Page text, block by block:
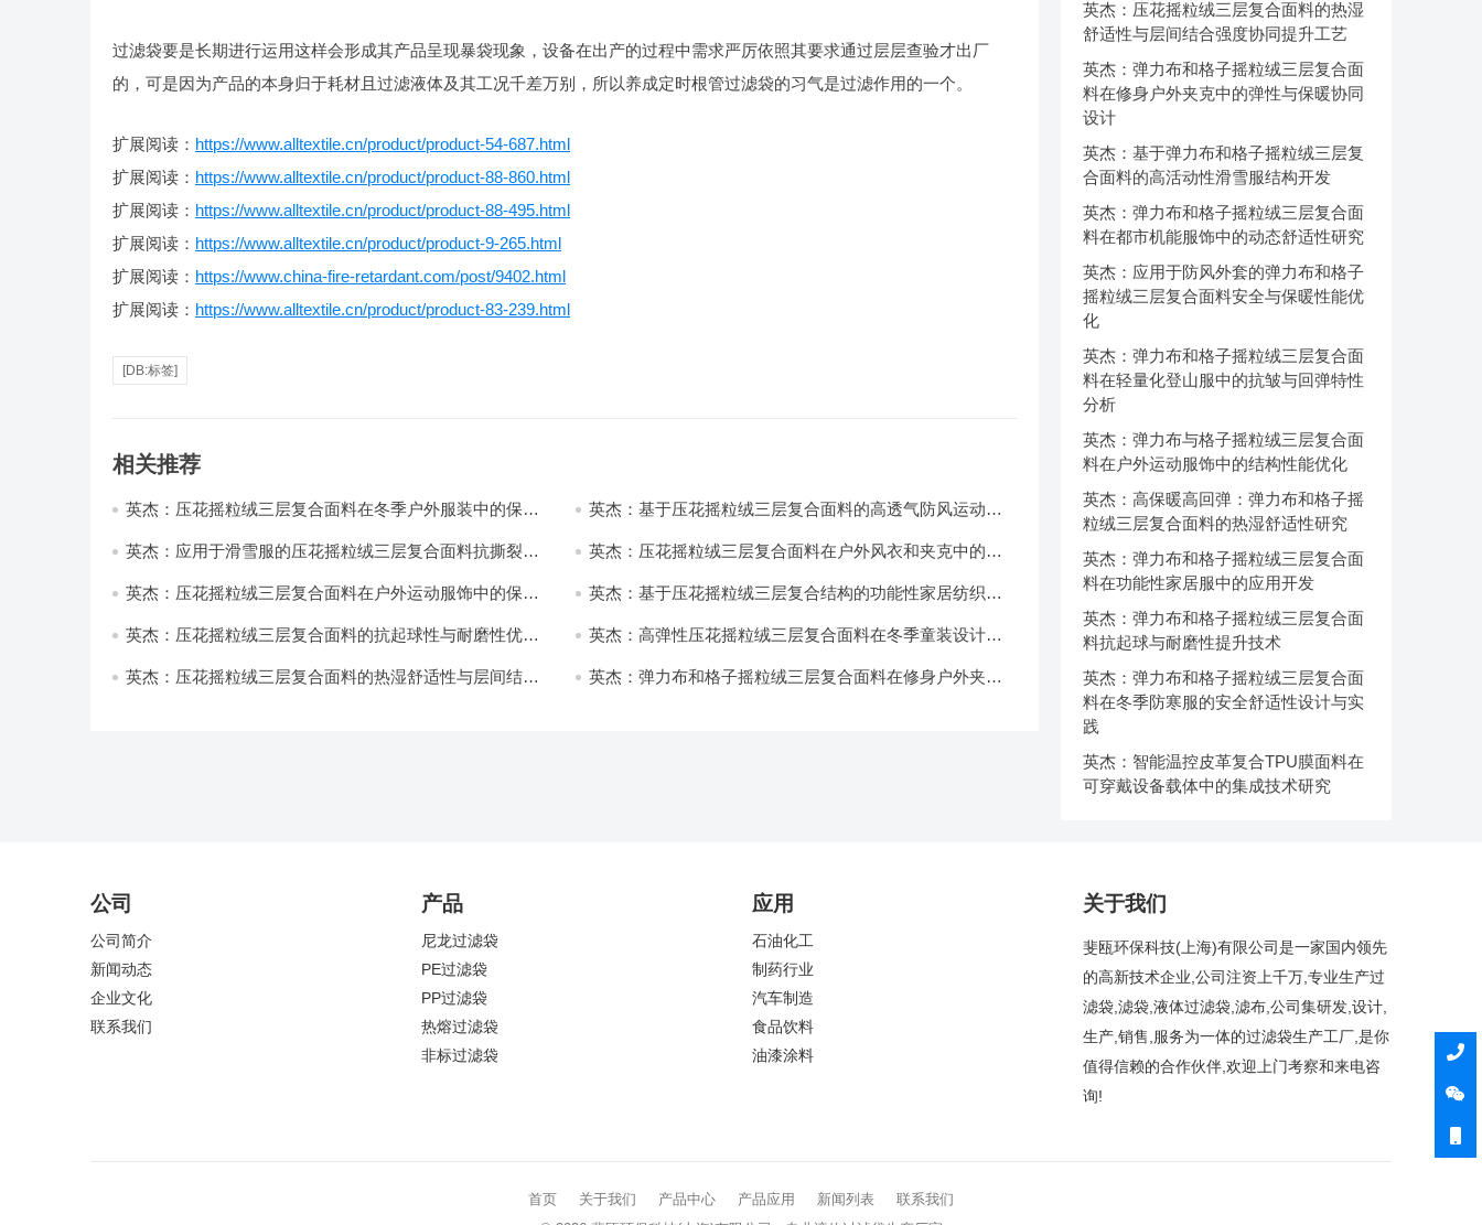
过滤袋要是长期进行运用这样会形成其产品呈现暴袋现象，设备在出产的过程中需求严厉依照其要求通过层层查验才出厂
的，可是因为产品的本身归于耗材且过滤液体及其工况千差万别，所以养成定时根管过滤袋的习气是过滤作用的一个。
扩展阅读： https://www.alltextile.cn/product/product-54-687.html
扩展阅读： https://www.alltextile.cn/product/product-88-860.html
扩展阅读： https://www.alltextile.cn/product/product-88-495.html
扩展阅读： https://www.alltextile.cn/product/product-9-265.html
扩展阅读： https://www.china-fire-retardant.com/post/9402.html
扩展阅读： https://www.alltextile.cn/product/product-83-239.html
[DB:标签]
相关推荐
英杰：压花摇粒绒三层复合面料在冬季户外服装中的保暖
英杰：基于压花摇粒绒三层复合面料的高透气防风运动服
英杰：应用于滑雪服的压花摇粒绒三层复合面料抗撕裂与
英杰：压花摇粒绒三层复合面料在户外风衣和夹克中的应
英杰：压花摇粒绒三层复合面料在户外运动服饰中的保暖
英杰：基于压花摇粒绒三层复合结构的功能性家居纺织品
英杰：压花摇粒绒三层复合面料的抗起球性与耐磨性优化
英杰：高弹性压花摇粒绒三层复合面料在冬季童装设计中
英杰：压花摇粒绒三层复合面料的热湿舒适性与层间结合
英杰：弹力布和格子摇粒绒三层复合面料在修身户外夹克
英杰：压花摇粒绒三层复合面料的热湿
舒适性与层间结合强度协同提升工艺
英杰：弹力布和格子摇粒绒三层复合面
料在修身户外夹克中的弹性与保暖协同
设计
英杰：基于弹力布和格子摇粒绒三层复
合面料的高活动性滑雪服结构开发
英杰：弹力布和格子摇粒绒三层复合面
料在都市机能服饰中的动态舒适性研究
英杰：应用于防风外套的弹力布和格子
摇粒绒三层复合面料安全与保暖性能优
化
英杰：弹力布和格子摇粒绒三层复合面
料在轻量化登山服中的抗皱与回弹特性
分析
英杰：弹力布与格子摇粒绒三层复合面
料在户外运动服饰中的结构性能优化
英杰：高保暖高回弹：弹力布和格子摇
粒绒三层复合面料的热湿舒适性研究
英杰：弹力布和格子摇粒绒三层复合面
料在功能性家居服中的应用开发
英杰：弹力布和格子摇粒绒三层复合面
料抗起球与耐磨性提升技术
英杰：弹力布和格子摇粒绒三层复合面
料在冬季防寒服的安全舒适性设计与实
践
英杰：智能温控皮革复合TPU膜面料在
可穿戴设备载体中的集成技术研究
公司
公司简介
新闻动态
企业文化
联系我们
产品
尼龙过滤袋
PE过滤袋
PP过滤袋
热熔过滤袋
非标过滤袋
应用
石油化工
制药行业
汽车制造
食品饮料
油漆涂料
关于我们
斐瓯环保科技(上海)有限公司是一家国内领先
的高新技术企业,公司注资上千万,专业生产过
滤袋,滤袋,液体过滤袋,滤布,公司集研发,设计,
生产,销售,服务为一体的过滤袋生产工厂,是你
值得信赖的合作伙伴,欢迎上门考察和来电咨
询!
首页 关于我们 产品中心 产品应用 新闻列表
联系我们